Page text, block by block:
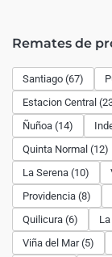
Remates de
Santiago (67)
Estacion Central
Ñuñoa (14)
Quinta Normal (12)
La Serena (10)
Providencia (8)
Quilicura (6)
Viña del Mar (5)